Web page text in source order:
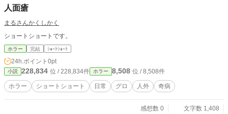
人面瘡
まるさんかくしかく
ショートショートです。
ホラー 完結 ｼｮｰﾄｼｮｰﾄ
24h.ポイント 0pt
小説 228,834 位 / 228,834件 ホラー 8,508 位 / 8,508件
ホラー ショートショート 日常 グロ 人外 奇病
感想数 0
文字数 1,408